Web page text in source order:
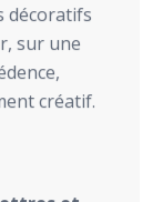
décoratifs
sur une
créatif.